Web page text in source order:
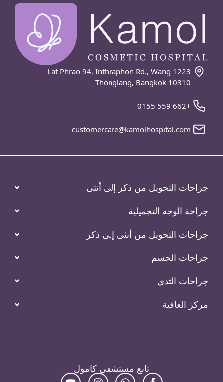
1223 Lat Phrao 94, Inthraphon Rd., Wang
Thonglang, Bangkok 10310
customercare@kamolhospital.com
التحويل من ذكر إلى أنثى
الوجه التجميلية
التحويل من أنثى إلى ذكر
الجسم
الثدي
العافية
تابع مستشفى كامول